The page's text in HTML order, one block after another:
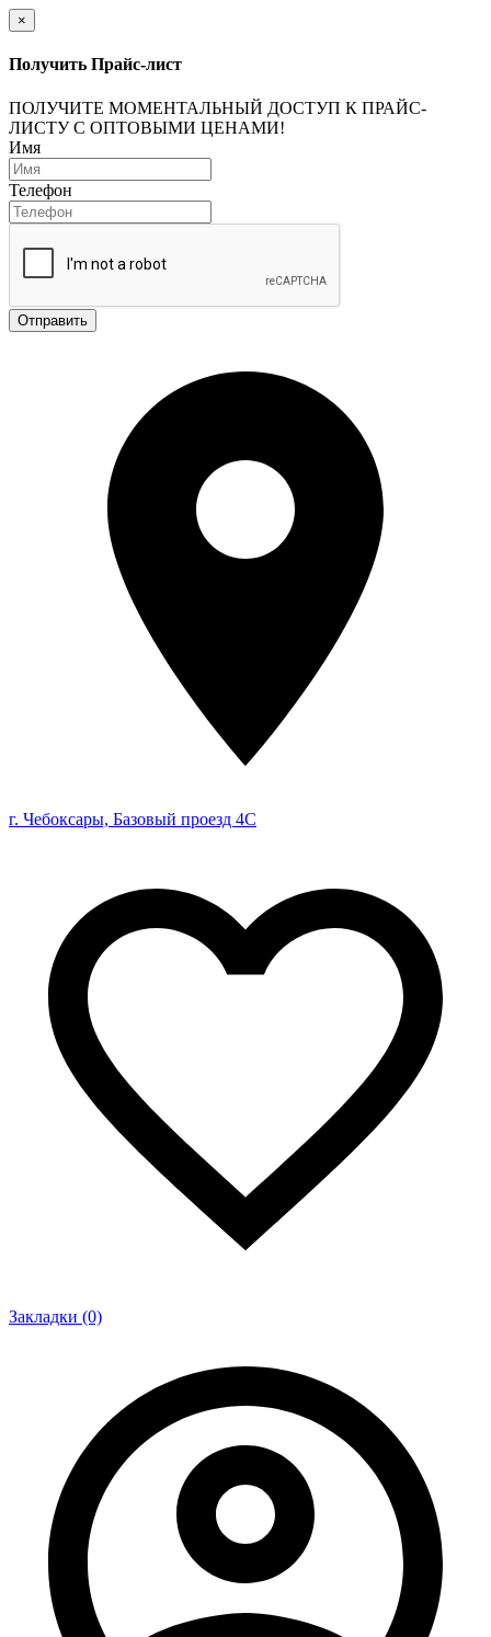
×
Получить Прайс-лист
ПОЛУЧИТЕ МОМЕНТАЛЬНЫЙ ДОСТУП К ПРАЙС-
ЛИСТУ С ОПТОВЫМИ ЦЕНАМИ!
Имя
Телефон
Отправить
г. Чебоксары, Базовый проезд 4С
Закладки (0)